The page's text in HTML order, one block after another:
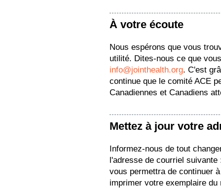
À votre écoute
Nous espérons que vous
utilité. Dites-nous ce que
info@jointhealth.org. C'est
continue que le comité ACE
Canadiennes et Canadiens
Mettez à jour votre
Informez-nous de tout
l'adresse de courriel
vous permettra de continuer
imprimer votre exemplaire